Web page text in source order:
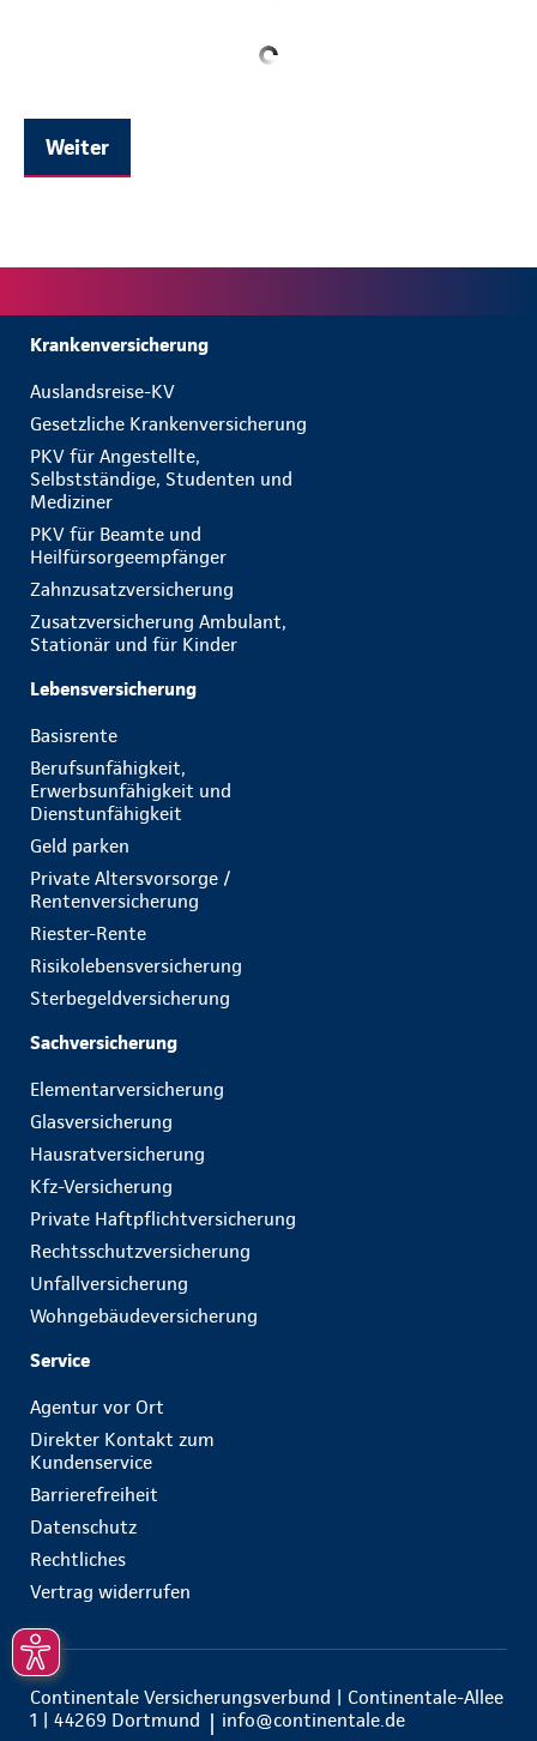
Weiter
Krankenversicherung
Auslandsreise-KV
Gesetzliche Krankenversicherung
PKV für Angestellte,
Selbstständige, Studenten und
Mediziner
PKV für Beamte und
Heilfürsorgeempfänger
Zahnzusatzversicherung
Zusatzversicherung Ambulant,
Stationär und für Kinder
Lebensversicherung
Basisrente
Berufsunfähigkeit,
Erwerbsunfähigkeit und
Dienstunfähigkeit
Geld parken
Private Altersvorsorge /
Rentenversicherung
Riester-Rente
Risikolebensversicherung
Sterbegeldversicherung
Sachversicherung
Elementarversicherung
Glasversicherung
Hausratversicherung
Kfz-Versicherung
Private Haftpflichtversicherung
Rechtsschutzversicherung
Unfallversicherung
Wohngebäudeversicherung
Service
Agentur vor Ort
Direkter Kontakt zum
Kundenservice
Barrierefreiheit
Datenschutz
Rechtliches
Vertrag widerrufen
Continentale Versicherungsverbund | Continentale-Allee
1 | 44269 Dortmund
info@continentale.de